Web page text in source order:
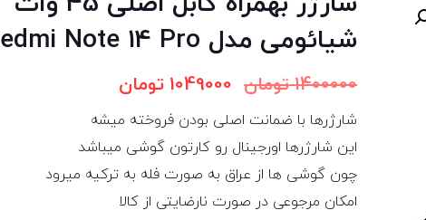
شیائومی مدل Redmi Note 14 Pro
1400000 تومان 1049000 تومان
شارژرها با ضمانت اصلی بودن فروخته میشه
این شارژرها اورجینال رو کارتون گوشی میباشد
چون گوشی ها از عراق به صورت فله به ترکیه میرود
امکان مرجوعی در صورت نارضایتی از کالا